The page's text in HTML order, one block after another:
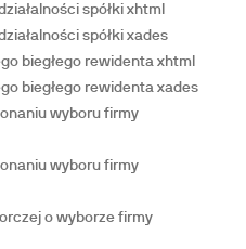
spółki xhtml
spółki xades
biegłego rewidenta xhtml
biegłego rewidenta xades
wyboru firmy
wyboru firmy
o wyborze firmy